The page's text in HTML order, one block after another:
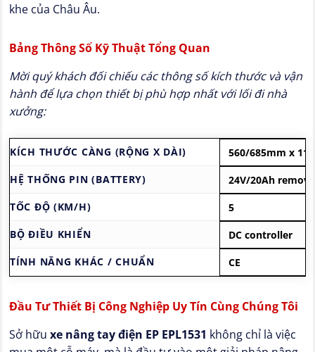
khe của Châu Âu.
Bảng Thông Số Kỹ Thuật Tổng Quan
Mời quý khách đối chiếu các thông số kích thước và vận
hành để lựa chọn thiết bị phù hợp nhất với lối đi nhà
xưởng:
KÍCH THƯỚC CÀNG (RỘNG X DÀI)
560/685mm x
HỆ THỐNG PIN (BATTERY)
24V/20Ah
TỐC ĐỘ (KM/H)
5
BỘ ĐIỀU KHIỂN
DC controller
TÍNH NĂNG KHÁC / CHUẨN
CE
Đầu Tư Thiết Bị Công Nghiệp Uy Tín Cùng Chúng Tôi
Sở hữu xe nâng tay điện EP EPL1531 không chỉ là việc